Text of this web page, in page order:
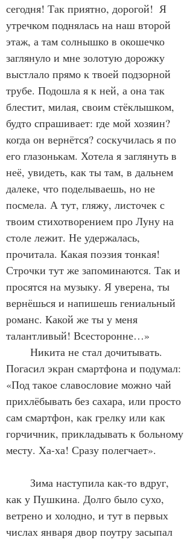
сегодня! Так приятно, дорогой!  Я
утречком поднялась на наш второй
этаж, а там солнышко в окошечко
заглянуло и мне золотую дорожку
выстлало прямо к твоей подзорной
трубе. Подошла я к ней, а она так
блестит, милая, своим стёклышком,
будто спрашивает: где мой хозяин?
когда он вернётся? соскучилась я по
его глазонькам. Хотела я заглянуть в
неё, увидеть, как ты там, в дальнем
далеке, что поделываешь, но не
посмела. А тут, гляжу, листочек с
твоим стихотворением про Луну на
столе лежит. Не удержалась,
прочитала. Какая поэзия тонкая!
Строчки тут же запоминаются. Так и
просятся на музыку. Я уверена, ты
вернёшься и напишешь гениальный
романс. Какой же ты у меня
талантливый! Всесторонне…»
Погасил экран смартфона и подумал:
«Под такое славословие можно чай
прихлёбывать без сахара, или просто
сам смартфон, как грелку или как
горчичник, прикладывать к больному
месту. Ха-ха! Сразу полегчает».
как у Пушкина. Долго было сухо,
ветрено и холодно, и тут в первых
числах января двор поутру засыпал